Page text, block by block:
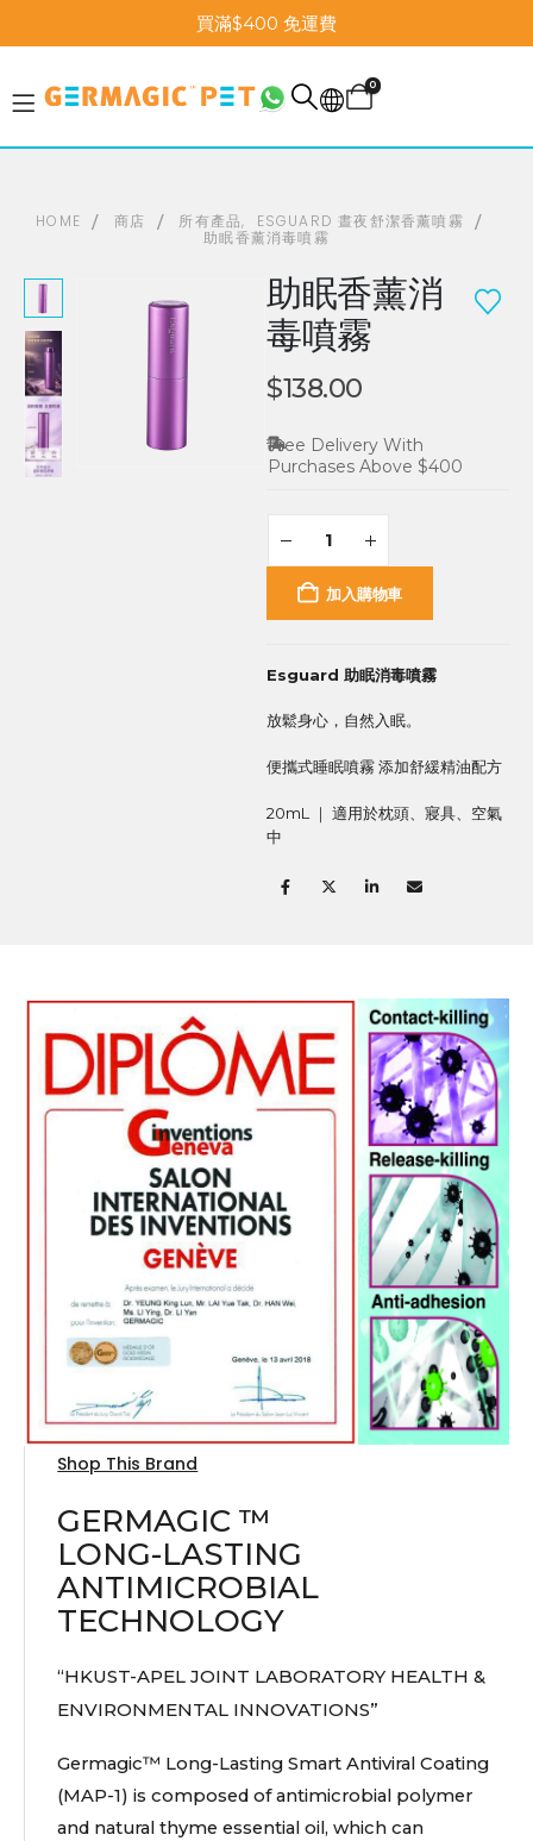
買滿$400 免運費
0
HOME 商店 所有產品,
ESGUARD 晝夜舒潔香薰噴霧
助眠香薰消毒噴霧
助眠香薰消
毒噴霧
$138.00
Free Delivery With
Purchases Above $400
加入購物車
Esguard 助眠消毒噴霧
放鬆身心，自然入眠。
便攜式睡眠噴霧 添加舒緩精油配方
20mL ｜ 適用於枕頭、寢具、空氣
中
Shop This Brand
GERMAGIC ™
LONG-LASTING
ANTIMICROBIAL
TECHNOLOGY
“HKUST-APEL JOINT LABORATORY HEALTH &
ENVIRONMENTAL INNOVATIONS”
Germagic™ Long-Lasting Smart Antiviral Coating
(MAP-1) is composed of antimicrobial polymer
and natural thyme essential oil, which can